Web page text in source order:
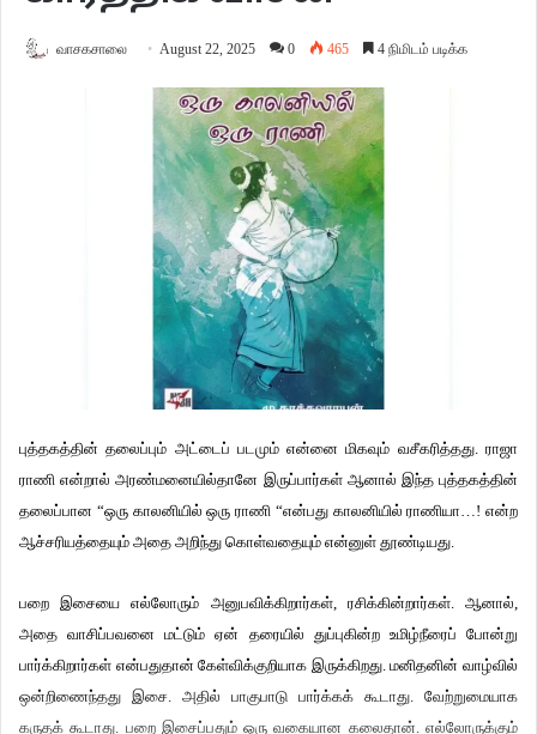
வாசகசாலை August 22, 2025 0 465 4 நிமிடம் படிக்க
புத்தகத்தின் தலைப்பும் அட்டைப் படமும் என்னை மிகவும் வசீகரித்தது. ராஜா
ராணி என்றால் அரண்மனையில்தானே இருப்பார்கள் ஆனால் இந்த புத்தகத்தின்
தலைப்பான “ஒரு காலனியில் ஒரு ராணி “என்பது காலனியில் ராணியா…! என்ற
ஆச்சரியத்தையும் அதை அறிந்து கொள்வதையும் என்னுள் தூண்டியது.
பறை இசையை எல்லோரும் அனுபவிக்கிறார்கள், ரசிக்கின்றார்கள். ஆனால்,
அதை வாசிப்பவனை மட்டும் ஏன் தரையில் துப்புகின்ற உமிழ்நீரைப் போன்று
பார்க்கிறார்கள் என்பதுதான் கேள்விக்குறியாக இருக்கிறது. மனிதனின் வாழ்வில்
ஒன்றிணைந்தது இசை. அதில் பாகுபாடு பார்க்கக் கூடாது. வேற்றுமையாக
கருதக் கூடாது. பறை இசைப்பதும் ஒரு வகையான கலைதான். எல்லோருக்கும்